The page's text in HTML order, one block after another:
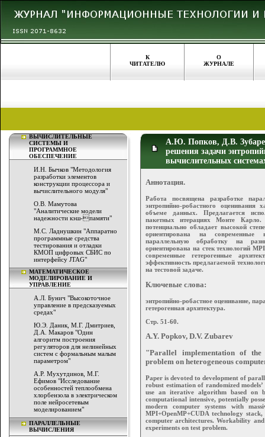
К
ЧИТАТЕЛЮ
О
ЖУРНАЛЕ
ВЫЧИСЛИТЕЛЬНЫЕ
СИСТЕМЫ И
ПРОГРАММНОЕ
ОБЕСПЕЧЕНИЕ
И.Н. Бычков "Методология
разработки элементов
конструкции процессора и
вычислительного модуля"
О.В. Мамутова
"Аналитические модели
надежности кэш-памяти"
М.С. Ладнушкин "Аппаратно
программные средства
тестирования и отладки
КМОП цифровых СБИС по
интерфейсу JTAG"
МАТЕМАТИЧЕСКОЕ
МОДЕЛИРОВАНИЕ И
УПРАВЛЕНИЕ
А.Л. Бунич "Высокоточное
управление в предсказуемых
средах"
Ю.Э. Даник, М.Г. Дмитриев,
Д.А. Макаров "Один
алгоритм построения
регуляторов для нелинейных
систем с формальным малым
параметром"
А.Р. Мухутдинов, М.Г.
Ефимов "Исследование
особенностей теплообмена
хлорбензола в электрическом
поле нейросетевым
моделированием"
ПАРАЛЛЕЛЬНЫЕ
ВЫЧИСЛЕНИЯ
А.Ю. Попков, Д.В.
решения задачи
вычислительных
Аннотация.
Работа посвящена разработке
энтропийно-робастного
объеме данных. Предлагается
пакетных итерациях Монте
потенциально обладает высокой
ориентирована на современные
параллельную обработку на
ориентирована на стек технологий
современные гетерогенные
эффективность предлагаемой
на тестовой задаче.
Ключевые слова:
энтропийно-робастное оценивание,
гетерогенная архитектура.
Стр. 51-60.
A.Y. Popkov, D.V. Zubarev
"Parallel implementation of
problem on heterogeneous
Paper is devoted to development of
robust estimation of randomized
use an iterative algorithm based on
computational intensive, potentially
modern computer systems with
MPI+OpenMP+CUDA technology
computer architectures. Workability
experiments on test problem.